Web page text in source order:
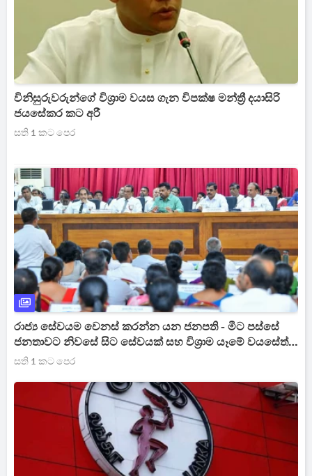
විනිසුරුවරුන්ගේ විශ්‍රාම වයස ගැන විපක්ෂ මන්ත්‍රී දයාසිරි
ජයසේකර කට අරී
සති 1 කට පෙර
රාජ්‍ය සේවයම වෙනස් කරන්න යන ජනපති - මීට පස්සේ
ජනතාවට නිවසේ සිට සේවයක් සහ විශ්‍රාම යෑමේ වයසේත්
වෙනසක්
සති 1 කට පෙර